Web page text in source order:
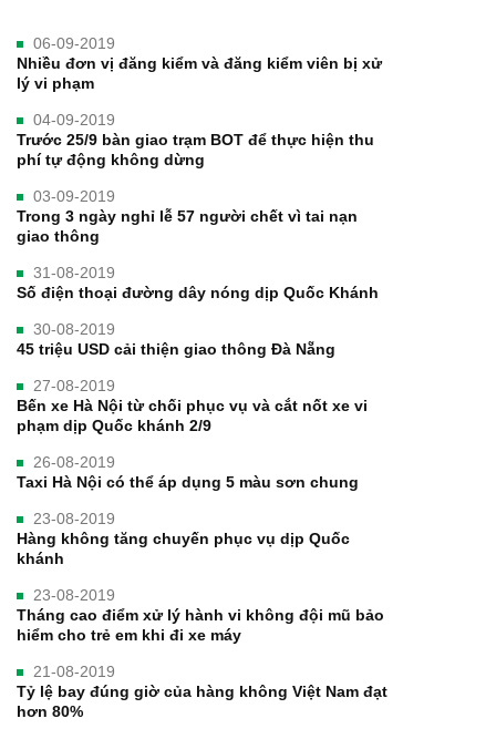
06-09-2019
Nhiều đơn vị đăng kiểm và đăng kiểm viên bị xử
lý vi phạm
04-09-2019
Trước 25/9 bàn giao trạm BOT để thực hiện thu
phí tự động không dừng
03-09-2019
Trong 3 ngày nghỉ lễ 57 người chết vì tai nạn
giao thông
31-08-2019
Số điện thoại đường dây nóng dịp Quốc Khánh
30-08-2019
45 triệu USD cải thiện giao thông Đà Nẵng
27-08-2019
Bến xe Hà Nội từ chối phục vụ và cắt nốt xe vi
phạm dịp Quốc khánh 2/9
26-08-2019
Taxi Hà Nội có thể áp dụng 5 màu sơn chung
23-08-2019
Hàng không tăng chuyến phục vụ dịp Quốc
khánh
23-08-2019
Tháng cao điểm xử lý hành vi không đội mũ bảo
hiểm cho trẻ em khi đi xe máy
21-08-2019
Tỷ lệ bay đúng giờ của hàng không Việt Nam đạt
hơn 80%